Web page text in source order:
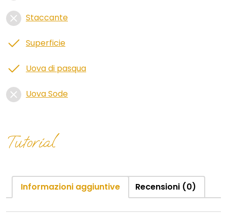
Staccante
Superficie
Uova di pasqua
Uova Sode
Tutorial
Informazioni aggiuntive Recensioni (0)